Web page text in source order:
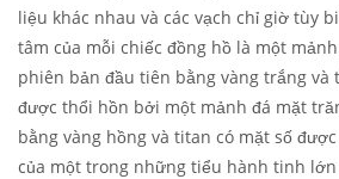
liệu khác nhau và các vạch chỉ giờ tùy
tâm của mỗi chiếc đồng hồ là một
phiên bản đầu tiên bằng vàng trắng và
được thổi hồn bởi một mảnh đá mặt
bằng vàng hồng và titan có mặt số
của một trong những tiểu hành tinh